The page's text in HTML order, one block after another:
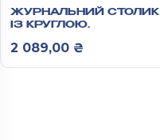
ЖУРНАЛЬНИЙ СТОЛИК
ІЗ КРУГЛОЮ
450Х600ММ
2 089,00 ₴